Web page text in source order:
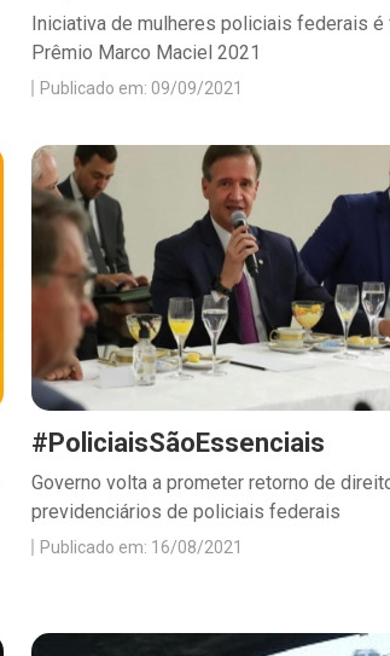
Iniciativa de mulheres policiais federais é
Prêmio Marco Maciel 2021
Publicado em: 09/09/2021
#PoliciaisSãoEssenciais
Governo volta a prometer retorno de
previdenciários de policiais federais
Publicado em: 16/08/2021